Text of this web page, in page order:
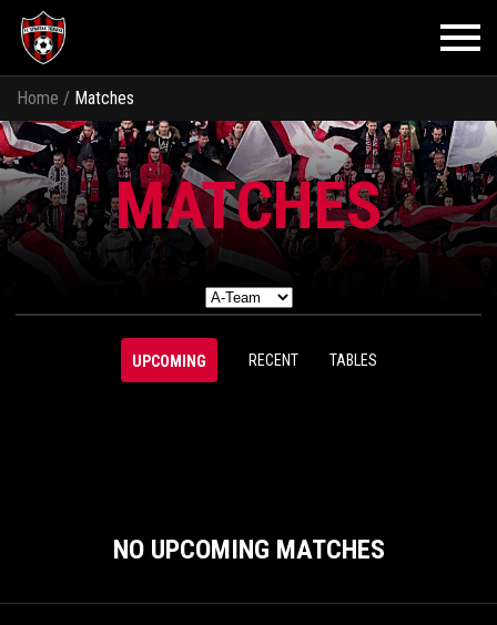
Home / Matches
MATCHES
UPCOMING RECENT TABLES
NO UPCOMING MATCHES